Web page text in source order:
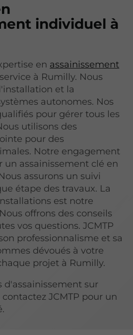
individuel à
en assainissement
à Rumilly. Nous
et la
autonomes. Nos
pour gérer tous les
utilisons des
pour des
Notre engagement
un assainissement clé en
assurons un suivi
étape des travaux. La
est notre
offrons des conseils
vos questions. JCMTP
professionnalisme et sa
dévoués à votre
projet à Rumilly.
d'assainissement sur
JCMTP pour un